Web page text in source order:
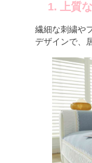
1. 上質
繊細な刺繍や
デザインで、